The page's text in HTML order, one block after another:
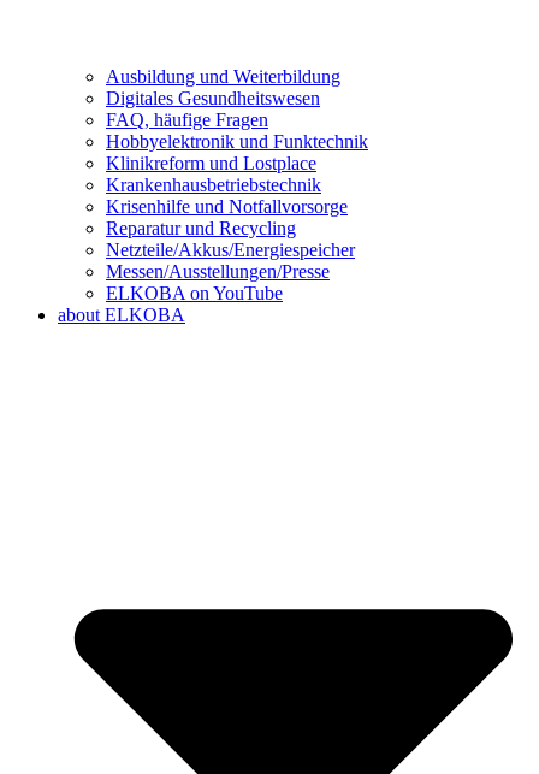
Ausbildung und Weiterbildung
Digitales Gesundheitswesen
FAQ, häufige Fragen
Hobbyelektronik und Funktechnik
Klinikreform und Lostplace
Krankenhausbetriebstechnik
Krisenhilfe und Notfallvorsorge
Reparatur und Recycling
Netzteile/Akkus/Energiespeicher
Messen/Ausstellungen/Presse
ELKOBA on YouTube
about ELKOBA